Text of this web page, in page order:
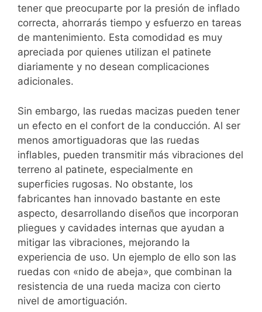
tener que preocuparte por la presión de inflado
correcta, ahorrarás tiempo y esfuerzo en tareas
de mantenimiento. Esta comodidad es muy
apreciada por quienes utilizan el patinete
diariamente y no desean complicaciones
adicionales.
Sin embargo, las ruedas macizas pueden tener
un efecto en el confort de la conducción. Al ser
menos amortiguadoras que las ruedas
inflables, pueden transmitir más vibraciones del
terreno al patinete, especialmente en
superficies rugosas. No obstante, los
fabricantes han innovado bastante en este
aspecto, desarrollando diseños que incorporan
pliegues y cavidades internas que ayudan a
mitigar las vibraciones, mejorando la
experiencia de uso. Un ejemplo de ello son las
ruedas con «nido de abeja», que combinan la
resistencia de una rueda maciza con cierto
nivel de amortiguación.